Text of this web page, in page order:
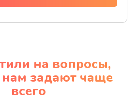
800 руб.
Заказать
1400 руб.
Заказать
на вопросы,
задают чаще
всего